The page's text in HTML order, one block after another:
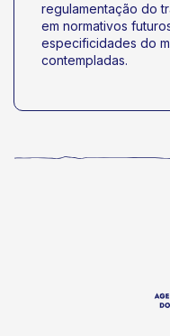
regulamentação do
em normativos
especificidades do
contempladas.